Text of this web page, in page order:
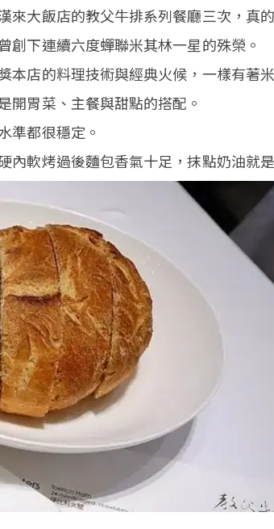
來大飯店的教父牛排系列餐廳三次，真
創下連續六度蟬聯米其林一星的殊榮。
本店的料理技術與經典火候，一樣有著
開胃菜、主餐與甜點的搭配。
準都很穩定。
內軟烤過後麵包香氣十足，抹點奶油就